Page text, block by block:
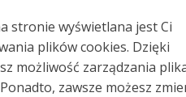
stronie wyświetlana jest Ci
plików cookies. Dzięki
możliwość zarządzania
zawsze możesz